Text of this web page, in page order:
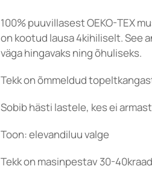
100% puuvillasest OEKO-TEX
on kootud lausa 4kihiliselt. See
väga hingavaks ning õhuliseks.
Tekk on õmmeldud
Sobib hästi lastele, kes ei
Toon: elevandiluu valge
Tekk on masinpestav 30-